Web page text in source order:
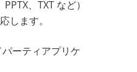
、TXT など）
します。
ーティアプリケ